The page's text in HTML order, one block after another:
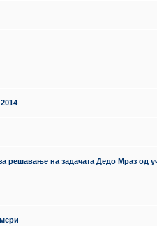
решавање на задачата Дедо Мраз од